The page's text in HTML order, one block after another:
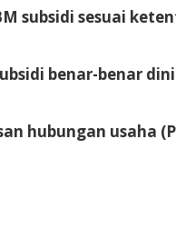
subsidi sesuai
benar-benar
hubungan usaha